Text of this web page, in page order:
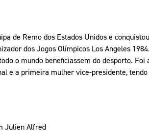
de Remo dos Estados Unidos e
dos Jogos Olímpicos Los Angeles
o mundo beneficiassem do desporto.
e a primeira mulher vice-presidente,
Julien Alfred